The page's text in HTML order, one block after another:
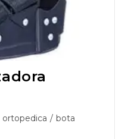
ortopedica / bota